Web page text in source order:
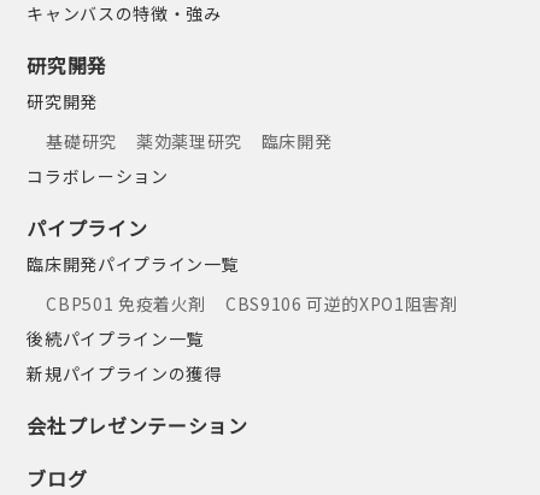
キャンバスの特徴・強み
研究開発
研究開発
基礎研究
薬効薬理研究
臨床開発
コラボレーション
パイプライン
臨床開発パイプライン一覧
CBP501 免疫着火剤
CBS9106 可逆的XPO1阻害剤
後続パイプライン一覧
新規パイプラインの獲得
会社プレゼンテーション
ブログ